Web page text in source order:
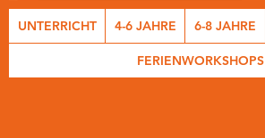
UNTERRICHT 4-6 JAHRE 6-8 JAHRE
FERIENWORKSHOPS